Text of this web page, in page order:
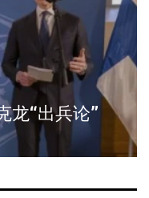
龙“出兵论”